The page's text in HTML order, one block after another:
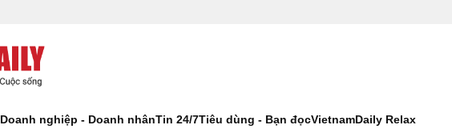
Doanh nghiệp - Doanh nhânTin 24/7Tiêu dùng - Bạn đọcVietnamDaily Relax